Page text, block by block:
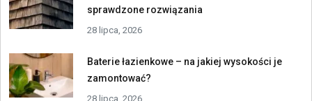
sprawdzone rozwiązania
28 lipca, 2026
Baterie łazienkowe – na jakiej wysokości je
zamontować?
28 lipca, 2026